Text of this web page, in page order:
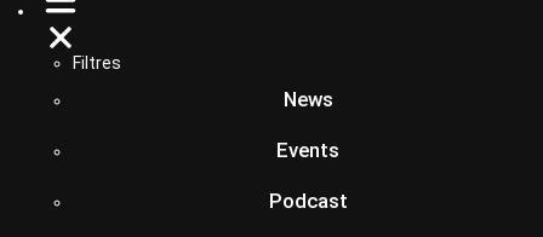
Filtres
News
Events
Podcast